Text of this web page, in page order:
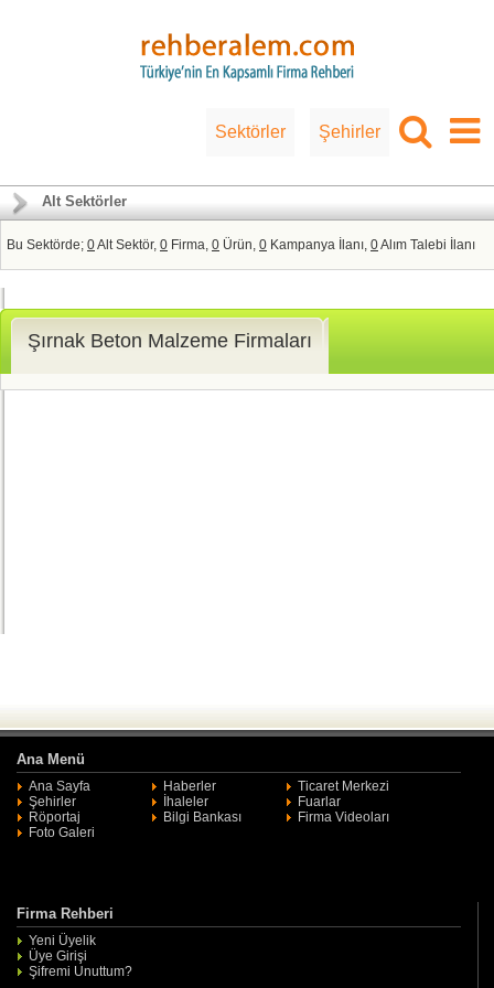
Sektörler Şehirler
Alt Sektörler
Bu Sektörde; 0Alt Sektör, 0 Firma, 0 Ürün, 0 Kampanya İlanı, 0Alım Talebi İlanı
Şırnak Beton Malzeme Firmaları
Ana Menü
Ana Sayfa Haberler
Ticaret Merkezi
Şehirler
İhaleler
Fuarlar
Röportaj
Bilgi Bankası
Firma Videoları
Foto Galeri
Firma Rehberi
Yeni Üyelik
Üye Girişi
Şifremi Unuttum?